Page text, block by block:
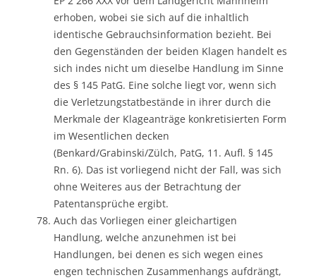
erhoben, wobei sie sich auf die inhaltlich
identische Gebrauchsinformation bezieht. Bei
den Gegenständen der beiden Klagen handelt es
sich indes nicht um dieselbe Handlung im Sinne
des § 145 PatG. Eine solche liegt vor, wenn sich
die Verletzungstatbestände in ihrer durch die
Merkmale der Klageanträge konkretisierten Form
im Wesentlichen decken
(Benkard/Grabinski/Zülch, PatG, 11. Aufl. § 145
Rn. 6). Das ist vorliegend nicht der Fall, was sich
ohne Weiteres aus der Betrachtung der
Patentansprüche ergibt.
Auch das Vorliegen einer gleichartigen
Handlung, welche anzunehmen ist bei
Handlungen, bei denen es sich wegen eines
engen technischen Zusammenhangs aufdrängt,